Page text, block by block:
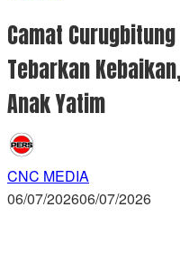
Camat
Tebarkan
Anak Yatim
CNC MEDIA
06/07/202606/07/2026